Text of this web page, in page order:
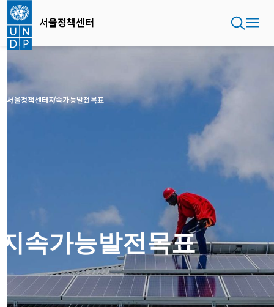
콘
텐
츠
로
건
너
뛰
서울정책센터
서울정책센터지속가능발전목표
지속가능발전목표